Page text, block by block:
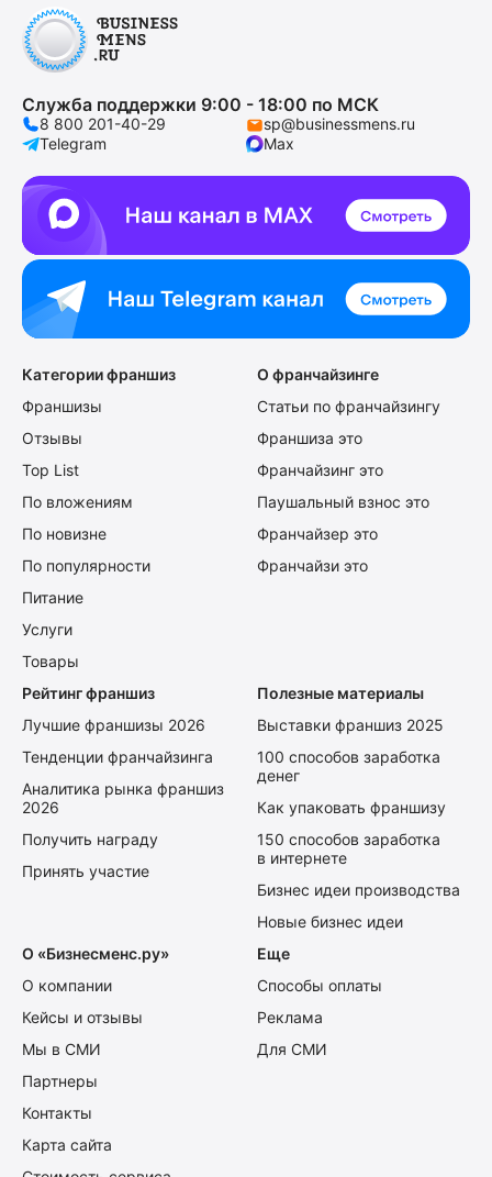
Служба поддержки 9:00 - 18:00 по МСК
8 800 201-40-29
sp@businessmens.ru
Telegram
Max
Категории франшиз
Франшизы
Отзывы
Top List
По вложениям
По новизне
По популярности
Питание
Услуги
Товары
О франчайзинге
Статьи по франчайзингу
Франшиза это
Франчайзинг это
Паушальный взнос это
Франчайзер это
Франчайзи это
Рейтинг франшиз
Лучшие франшизы 2026
Тенденции франчайзинга
Аналитика рынка франшиз
2026
Получить награду
Принять участие
Полезные материалы
Выставки франшиз 2025
100 способов заработка
денег
Как упаковать франшизу
150 способов заработка
в интернете
Бизнес идеи производства
Новые бизнес идеи
О «Бизнесменс.ру»
О компании
Кейсы и отзывы
Мы в СМИ
Партнеры
Контакты
Карта сайта
Еще
Способы оплаты
Реклама
Для СМИ